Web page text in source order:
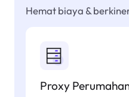
Hemat biaya &
Proxy